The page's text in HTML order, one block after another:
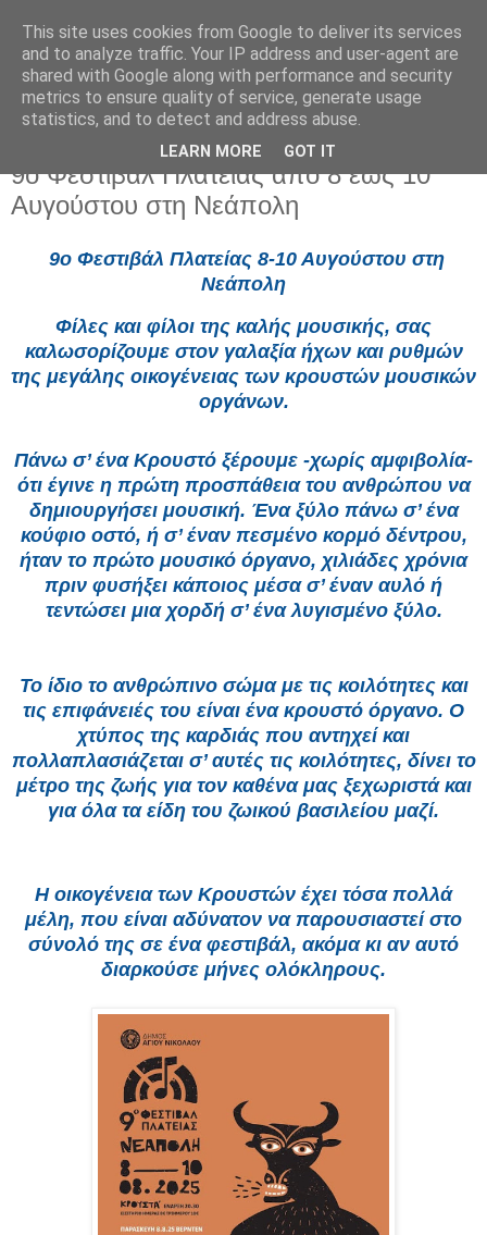
Δευτέρα 4 Αυγούστου 2025
9ο Φεστιβάλ Πλατείας απο 8 έως 10
Αυγούστου στη Νεάπολη
9ο Φεστιβάλ Πλατείας 8-10 Αυγούστου στη
Νεάπολη
Φίλες και φίλοι της καλής μουσικής, σας
καλωσορίζουμε στον γαλαξία ήχων και ρυθμών
της μεγάλης οικογένειας των κρουστών μουσικών
οργάνων.
Πάνω σ’ ένα Κρουστό ξέρουμε -χωρίς αμφιβολία-
ότι έγινε η πρώτη προσπάθεια του ανθρώπου να
δημιουργήσει μουσική. Ένα ξύλο πάνω σ’ ένα
κούφιο οστό, ή σ’ έναν πεσμένο κορμό δέντρου,
ήταν το πρώτο μουσικό όργανο, χιλιάδες χρόνια
πριν φυσήξει κάποιος μέσα σ’ έναν αυλό ή
τεντώσει μια χορδή σ’ ένα λυγισμένο ξύλο.
Το ίδιο το ανθρώπινο σώμα με τις κοιλότητες και
τις επιφάνειές του είναι ένα κρουστό όργανο. Ο
χτύπος της καρδιάς που αντηχεί και
πολλαπλασιάζεται σ’ αυτές τις κοιλότητες, δίνει το
μέτρο της ζωής για τον καθένα μας ξεχωριστά και
για όλα τα είδη του ζωικού βασιλείου μαζί.
Η οικογένεια των Κρουστών έχει τόσα πολλά
μέλη, που είναι αδύνατον να παρουσιαστεί στο
σύνολό της σε ένα φεστιβάλ, ακόμα κι αν αυτό
διαρκούσε μήνες ολόκληρους.
This site uses cookies from Google to deliver its services
and to analyze traffic. Your IP address and user-agent are
shared with Google along with performance and security
metrics to ensure quality of service, generate usage
statistics, and to detect and address abuse.
LEARN MORE GOT IT